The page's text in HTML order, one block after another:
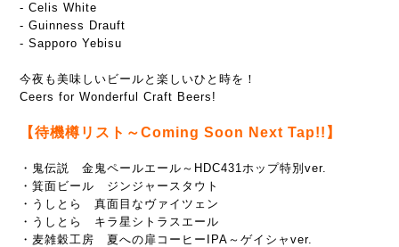
- Celis White
- Guinness Drauft
- Sapporo Yebisu
今夜も美味しいビールと楽しいひと時を！
Ceers for Wonderful Craft Beers!
【待機樽リスト～Coming Soon Next Tap!!】
・鬼伝説 金鬼ペールエール～HDC431ホップ特別ver.
・箕面ビール ジンジャースタウト
・うしとら 真面目なヴァイツェン
・うしとら キラ星シトラスエール
・麦雑穀工房 夏への扉コーヒーIPA～ゲイシャver.